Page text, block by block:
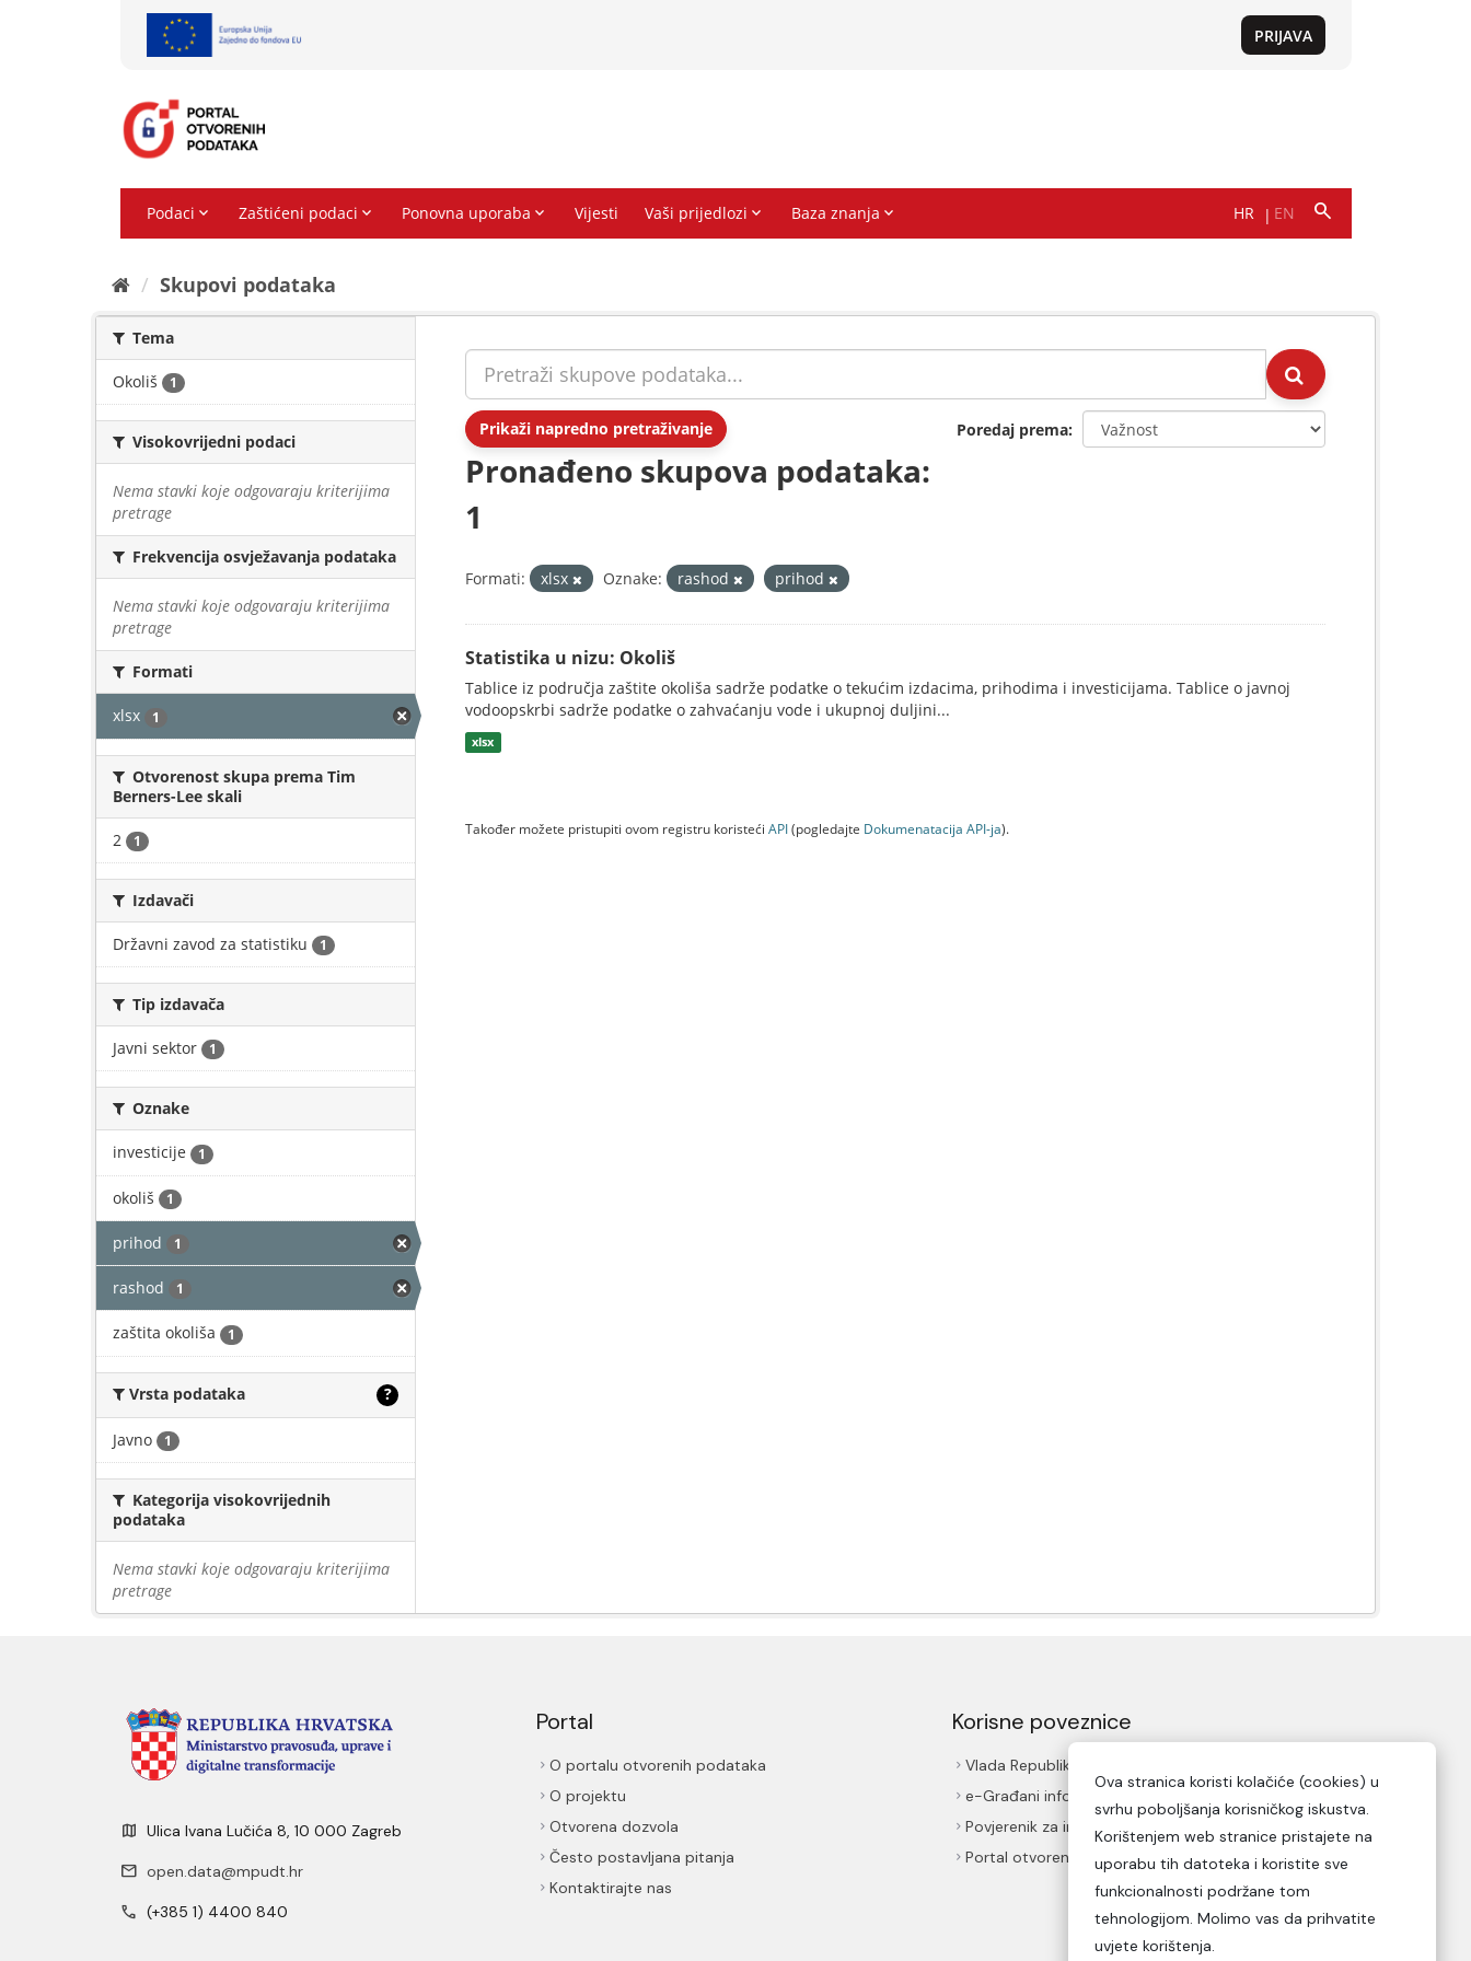
Skupovi podаtаkа
Tema
Okoliš 1
Visokovrijedni podaci
Nema stavki koje odgovaraju kriterijima
pretrage
Frekvencija osvježavanja podataka
Nema stavki koje odgovaraju kriterijima
pretrage
Formati
xlsx 1
Otvorenost skupa prema Tim
Berners-Lee skali
2 1
Izdavači
Državni zavod za statistiku 1
Tip izdavača
Javni sektor 1
Oznake
investicije 1
okoliš 1
prihod 1
rashod 1
zaštita okoliša 1
Vrsta podataka ?
Javno 1
Kategorija visokovrijednih
podataka
Nema stavki koje odgovaraju kriterijima
pretrage
Prikaži napredno pretraživanje Poredaj prema
Pronađeno skupova podataka:
1
Formati: xlsx Oznake: rashod prihod
Statistika u nizu: Okoliš
Tablice iz područja zaštite okoliša sadrže podatke o tekućim izdacima, prihodima i investicijama. Tablice o javnoj
vodoopskrbi sadrže podatke o zahvaćanju vode i ukupnoj duljini...
xlsx
Također možete pristupiti ovom registru koristeći API(pogledajte Dokumenаtаcijа API-jа).